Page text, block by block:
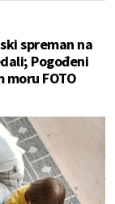
spreman na
Pogođeni
FOTO